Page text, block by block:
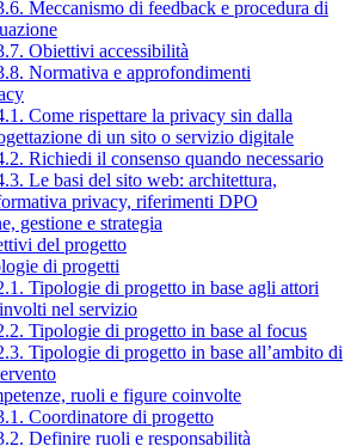
Meccanismo di feedback e procedura di
Obiettivi accessibilità
Normativa e approfondimenti
Come rispettare la privacy sin dalla
di un sito o servizio digitale
Richiedi il consenso quando necessario
Le basi del sito web: architettura,
privacy, riferimenti DPO
gestione e strategia
del progetto
di progetti
Tipologie di progetto in base agli attori
nel servizio
Tipologie di progetto in base al focus
Tipologie di progetto in base all’ambito di
ruoli e figure coinvolte
Coordinatore di progetto
Definire ruoli e responsabilità